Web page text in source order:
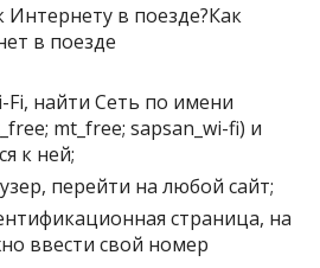
Интернету в поезде?Как
в поезде
Fi, найти Сеть по имени
mt_free; sapsan_wi-fi) и
к ней;
перейти на любой сайт;
страница, на
ввести свой номер